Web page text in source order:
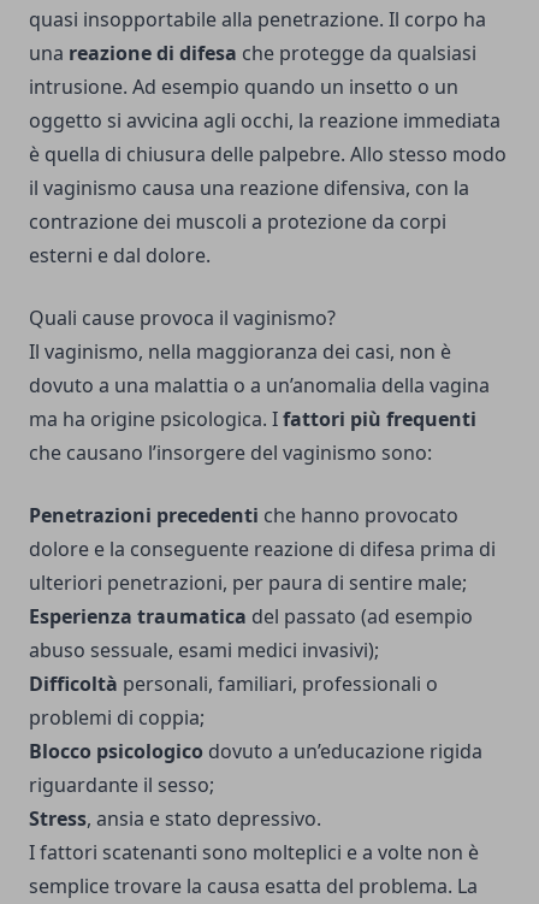
quasi insopportabile alla penetrazione. Il corpo ha
una reazione di difesa che protegge da qualsiasi
intrusione. Ad esempio quando un insetto o un
oggetto si avvicina agli occhi, la reazione immediata
è quella di chiusura delle palpebre. Allo stesso modo
il vaginismo causa una reazione difensiva, con la
contrazione dei muscoli a protezione da corpi
esterni e dal dolore.
Quali cause provoca il vaginismo?
Il vaginismo, nella maggioranza dei casi, non è
dovuto a una malattia o a un’anomalia della vagina
ma ha origine psicologica. Ifattori più frequenti
che causano l’insorgere del vaginismo sono:
Penetrazioni precedenti che hanno provocato
dolore e la conseguente reazione di difesa prima di
ulteriori penetrazioni, per paura di sentire male;
Esperienza traumatica del passato (ad esempio
abuso sessuale, esami medici invasivi);
Difficoltà personali, familiari, professionali o
problemi di coppia;
Blocco psicologico dovuto a un’educazione rigida
riguardante il sesso;
Stress, ansia e stato depressivo.
I fattori scatenanti sono molteplici e a volte non è
semplice trovare la causa esatta del problema. La